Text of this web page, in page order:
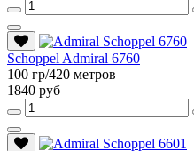
Schoppel Admiral 6760
100 гр/420 метров
1840 руб